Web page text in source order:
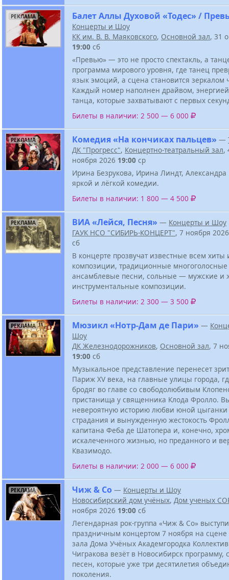
РЕКЛАМА Балет Аллы Духовой «Тодес» /
Концерты и Шоу
КК им. В. В. Маяковского, Основной зал, 31
19:00 сб
«Превью» — это не просто спектакль, а
программа мирового уровня, где танец
язык эмоций, а сцена становится зеркалом
Каждый номер наполнен драйвом,
танца, которые захватывают с первых
Билеты в наличии: 2 500 — 6 000
РЕКЛАМА Комедия «На кончиках пальцев» —
ДК "Прогресс", Концертно-театральный зал,
ноября 2026 19:00 ср
Ирина Безрукова, Ирина Линдт,
яркой и лёгкой комедии.
Билеты в наличии: 1 800 — 4 500
РЕКЛАМА ВИА «Лейся, Песня» — Концерты и Шоу
ГАУК НСО "СИБИРЬ-КОНЦЕРТ", 7 ноября
сб
В концерте прозвучат известные всем
композиции, традиционные многоголосные
ансамблевые песни, сольные — мужские и
инструментальные композиции.
Билеты в наличии: 2 300 — 3 500
РЕКЛАМА Мюзикл «Нотр-Дам де Пари» —
Шоу
ДК Железнодорожников, Основной зал, 7
19:00 сб
Музыкальное представление перенесет
Париж XV века, на главные улицы города,
бродяг во главе со свободолюбивым
пристанища у священника Клода Фролло.
невероятную историю любви юной
страдания и вынужденную жестокость
капитана Феба де Шатопера и, конечно,
искалеченного жизнью, но преданного и
Квазимодо.
Билеты в наличии: 2 000 — 6 000
РЕКЛАМА Чиж & Со — Концерты и Шоу
Новосибирский дом учёных, Дом ученых
ноября 2026 19:00 сб
Легендарная рок-группа «Чиж & Со»
праздничным концертом 7 ноября на
зала Дома Учёных Академгородка
Чигракова везёт в Новосибирск программу,
песен, которые уже три десятилетия
поколения.